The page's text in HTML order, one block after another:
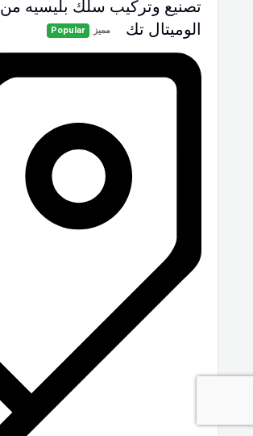
تصنيع وتركيب سلك بليسيه من
الوميتال تك
مميز Popular